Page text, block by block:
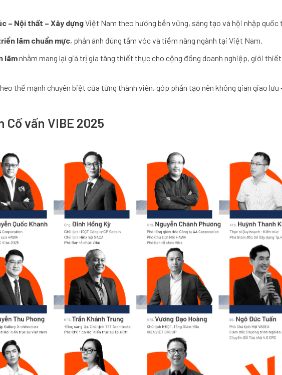
– Nội thất – Xây dựngViệt Nam theo hướng bền vững, sáng tạo và hội nhập quốc
lãm chuẩn mực, phản ánh đúng tầm vóc và tiềm năng ngành tại Việt Nam.
lãmnhằm mang lại giá trị gia tăng thiết thực cho cộng đồng doanh nghiệp, giới thiết
thế mạnh chuyên biệt của từng thành viên, góp phần tạo nên không gian giao lưu
vấn VIBE 2025